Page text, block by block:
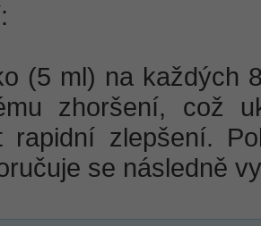
(5 ml) na každých
zhoršení, což
rapidní zlepšení.
se následně